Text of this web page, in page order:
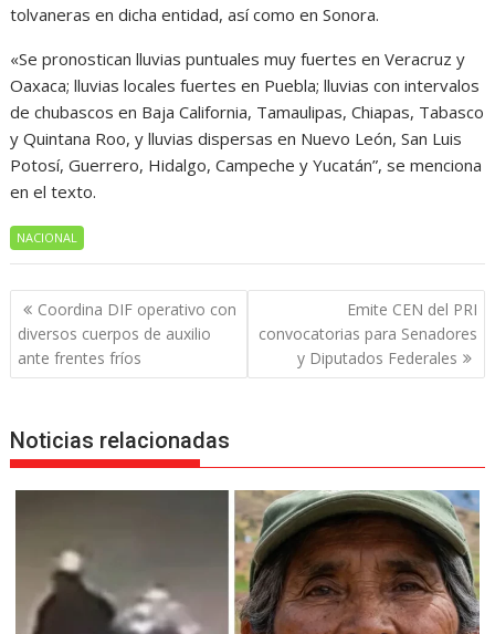
tolvaneras en dicha entidad, así como en Sonora.
«Se pronostican lluvias puntuales muy fuertes en Veracruz y
Oaxaca; lluvias locales fuertes en Puebla; lluvias con intervalos
de chubascos en Baja California, Tamaulipas, Chiapas, Tabasco
y Quintana Roo, y lluvias dispersas en Nuevo León, San Luis
Potosí, Guerrero, Hidalgo, Campeche y Yucatán”, se menciona
en el texto.
NACIONAL
Navegación
de
entradas
Coordina DIF operativo con
diversos cuerpos de auxilio
ante frentes fríos
Emite CEN del PRI
convocatorias para Senadores
y Diputados Federales
Noticias relacionadas